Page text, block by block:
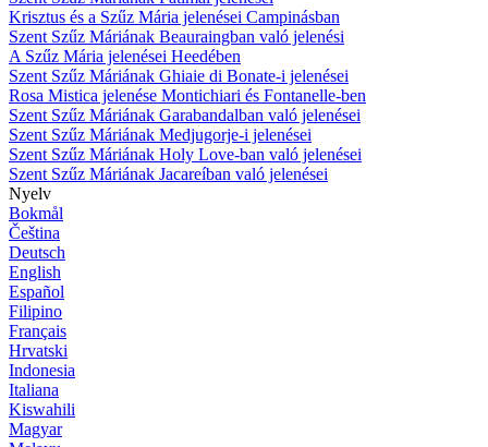
Krisztus és a Szűz Mária jelenései Campinásban
Szent Szűz Máriának Beauraingban való jelenési
A Szűz Mária jelenései Heedében
Szent Szűz Máriának Ghiaie di Bonate-i jelenései
Rosa Mistica jelenése Montichiari és Fontanelle-ben
Szent Szűz Máriának Garabandalban való jelenései
Szent Szűz Máriának Medjugorje-i jelenései
Szent Szűz Máriának Holy Love-ban való jelenései
Szent Szűz Máriának Jacareíban való jelenései
Nyelv
Bokmål
Čeština
Deutsch
English
Español
Filipino
Français
Hrvatski
Indonesia
Italiana
Kiswahili
Magyar